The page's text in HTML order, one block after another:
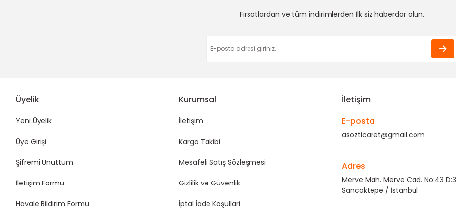
Fırsatlardan ve tüm indirimlerden İlk siz haberdar olun.
Üyelik
Yeni Üyelik
Üye Girişi
Şifremi Unuttum
İletişim Formu
Havale Bildirim Formu
Kurumsal
İletişim
Kargo Takibi
Mesafeli Satış Sözleşmesi
Gizlilik ve Güvenlik
İptal İade Koşullari
İletişim
E-posta
asozticaret@gmail.com
Adres
Merve Mah. Merve Cad. No:43 D:3
Sancaktepe / İstanbul